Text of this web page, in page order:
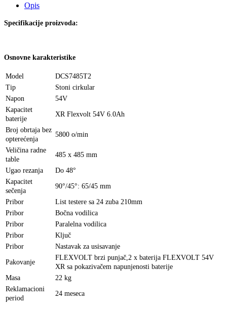
Opis
Specifikacije proizvoda:
Osnovne karakteristike
Model
DCS7485T2
Tip
Stoni cirkular
Napon
54V
Kapacitet
baterije
XR Flexvolt 54V 6.0Ah
Broj obrtaja bez
opterećenja
5800 o/min
Veličina radne
table
485 x 485 mm
Ugao rezanja Do 48°
Kapacitet
sečenja
90°/45°: 65/45 mm
Pribor
List testere sa 24 zuba 210mm
Pribor
Bočna vodilica
Pribor
Paralelna vodilica
Pribor
Ključ
Pribor
Nastavak za usisavanje
Pakovanje
FLEXVOLT brzi punjač,2 x baterija FLEXVOLT 54V
XR sa pokazivačem napunjenosti baterije
Masa
22 kg
Reklamacioni
period
24 meseca